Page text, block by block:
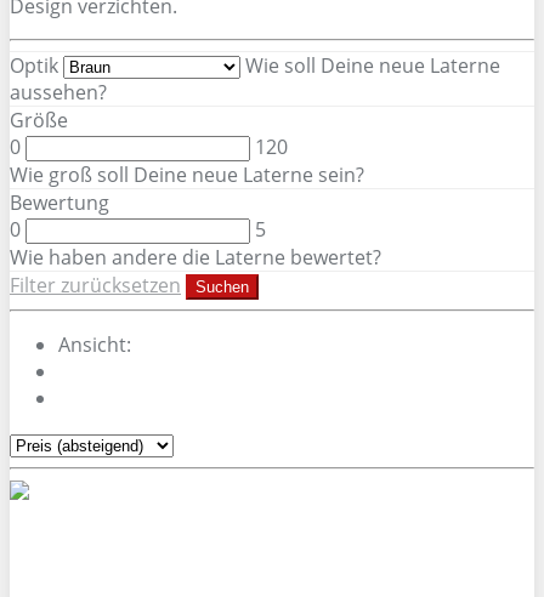
Design verzichten.
Optik
Wie soll Deine neue Laterne
aussehen?
Größe
0
120
Wie groß soll Deine neue Laterne sein?
Bewertung
0
5
Wie haben andere die Laterne bewertet?
Filter zurücksetzen
Suchen
Ansicht: